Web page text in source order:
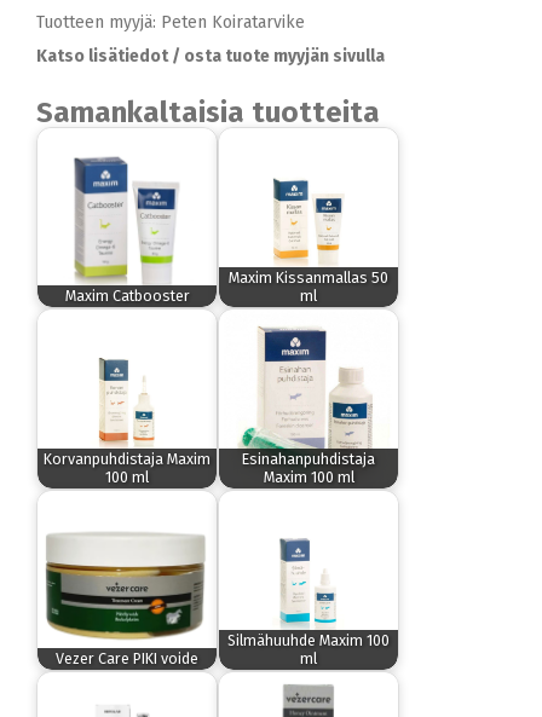
Tuotteen myyjä: Peten Koiratarvike
Katso lisätiedot / osta tuote myyjän sivulla
Samankaltaisia tuotteita
Maxim Catbooster
Maxim Kissanmallas 50
ml
Korvanpuhdistaja Maxim
100 ml
Esinahanpuhdistaja
Maxim 100 ml
Vezer Care PIKI voide
Silmähuuhde Maxim 100
ml